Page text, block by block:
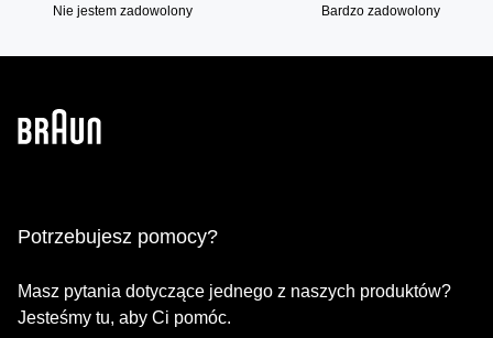
Nie jestem zadowolony Bardzo zadowolony
Potrzebujesz pomocy?
Masz pytania dotyczące jednego z naszych produktów?
Jesteśmy tu, aby Ci pomóc.